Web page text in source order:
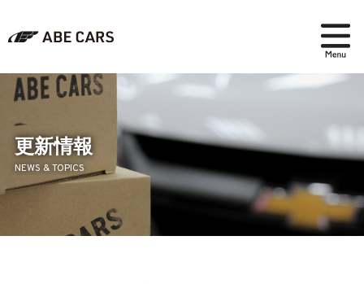
在庫検索
パーツ＆アクセサリー
アフターセールス
更新情報
NEWS & TOPICS